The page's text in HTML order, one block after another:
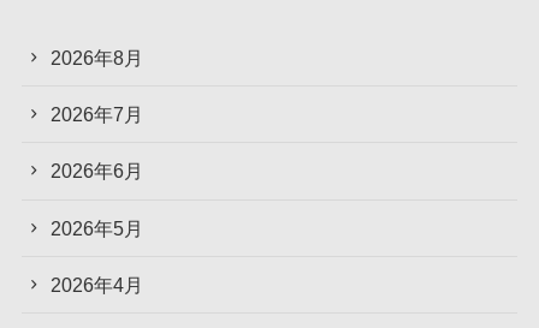
2026年8月
2026年7月
2026年6月
2026年5月
2026年4月